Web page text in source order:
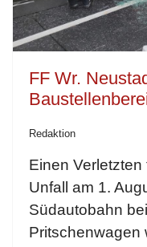
FF Wr.
Redaktion
Einen
Unfall am 1.
Südautobahn
Pritschenwagen